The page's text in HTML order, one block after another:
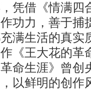
凭借《情满四
功力，善于
满生活的真实
《王大花的革
命生涯》曾创
以鲜明的创作